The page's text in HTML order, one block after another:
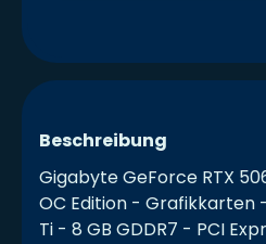
Beschreibung
Gigabyte GeForce RTX
OC Edition - Grafikkarten
Ti - 8 GB GDDR7 - PCI